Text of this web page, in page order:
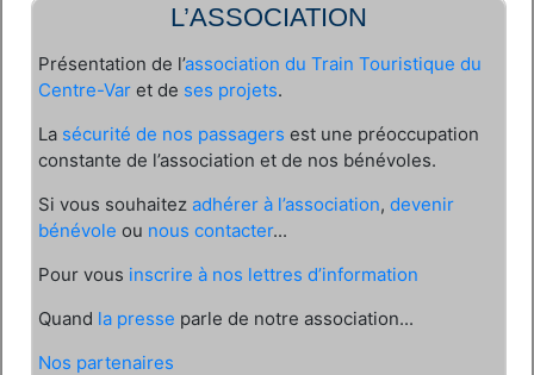
L’ASSOCIATION
Présentation de l’association du Train Touristique du
Centre-Var et de ses projets.
La sécurité de nos passagers est une préoccupation
constante de l’association et de nos bénévoles.
Si vous souhaitez adhérer à l’association, devenir
bénévole ou nous contacter...
Pour vous inscrire à nos lettres d’information
Quand la presse parle de notre association...
Nos partenaires